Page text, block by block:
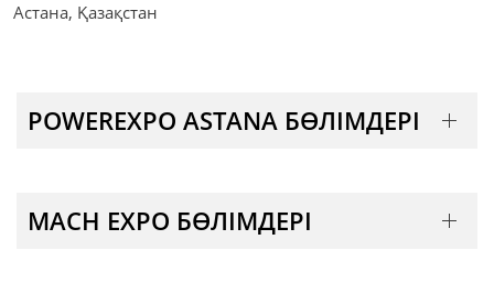
Астана, Қазақстан
POWEREXPO ASTANA БӨЛІМДЕРІ
MACH EXPO БӨЛІМДЕРІ